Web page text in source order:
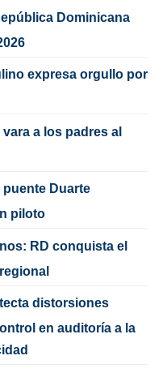
Dominicana
expresa orgullo por
a los padres al
Duarte
piloto
RD conquista el
distorsiones
en auditoría a la